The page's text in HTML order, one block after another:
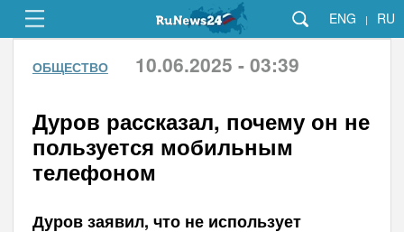
ENG | RU
ОБЩЕСТВО 10.06.2025 - 03:39
Дуров рассказал, почему он не
пользуется мобильным
телефоном
Дуров заявил, что не использует